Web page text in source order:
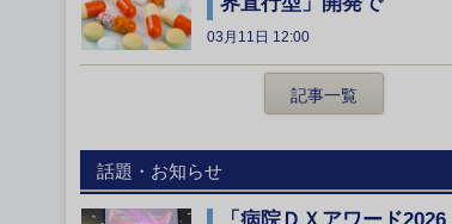
03月11日 12:00
記事一覧
話題・お知らせ